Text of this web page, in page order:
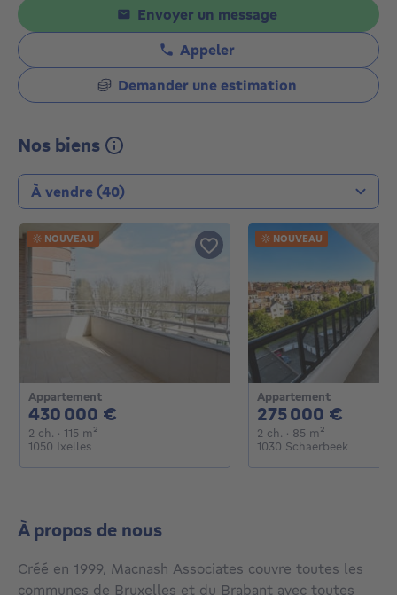
Envoyer un message
Appeler
Demander une estimation
Nos biens
Type de transaction
Appartement
430 000 €
2 ch. 2 chambres
· 115 m²
1050 Ixelles
NOUVEAU
Appartement
275 000 €
2 ch. 2 chambres
· 85 m²
1030 Schaerbeek
NOUVEAU
À propos de nous
Créé en 1999, Macnash Associates couvre toutes les
communes de Bruxelles et du Brabant avec toutes